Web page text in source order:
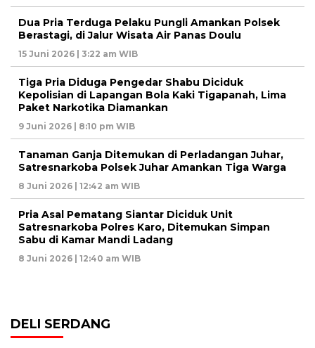
Dua Pria Terduga Pelaku Pungli Amankan Polsek
Berastagi, di Jalur Wisata Air Panas Doulu
15 Juni 2026 | 3:22 am WIB
Tiga Pria Diduga Pengedar Shabu Diciduk
Kepolisian di Lapangan Bola Kaki Tigapanah, Lima
Paket Narkotika Diamankan
9 Juni 2026 | 8:10 pm WIB
Tanaman Ganja Ditemukan di Perladangan Juhar,
Satresnarkoba Polsek Juhar Amankan Tiga Warga
8 Juni 2026 | 12:42 am WIB
Pria Asal Pematang Siantar Diciduk Unit
Satresnarkoba Polres Karo, Ditemukan Simpan
Sabu di Kamar Mandi Ladang
8 Juni 2026 | 12:40 am WIB
DELI SERDANG